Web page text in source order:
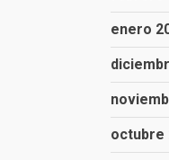
enero
octubre